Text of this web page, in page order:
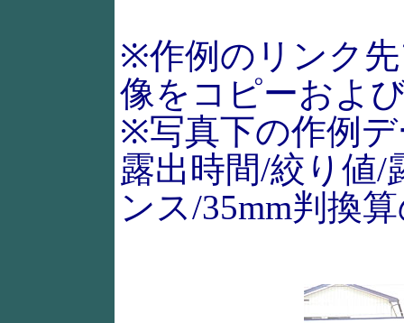
※作例のリンク先
像をコピーおよ
※写真下の作例
露出時間/絞り値/
ンス/35mm判換